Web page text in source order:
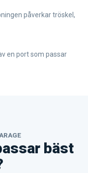
påverkar tröskel,
en port som passar
bäst